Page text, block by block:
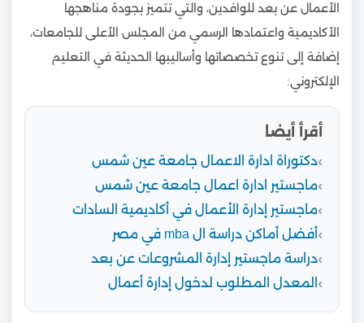
الأعمال عن بعد للوافدين، والتي تتميز بجودة مناهجها
الأكاديمية واعتمادها الرسمي من المجلس الأعلى للجامعات،
إضافة إلى تنوع تخصصاتها وأساليبها الحديثة في التعليم
الإلكتروني:
أقرأ أيضا
دكتوراة ادارة الاعمال جامعة عين شمس
ماجستير ادارة اعمال جامعة عين شمس
ماجستير إدارة الأعمال في أكاديمية السادات
أفضل أماكن دراسة ال mba في مصر
دراسة ماجستير إدارة المشروعات عن بعد
المعدل المطلوب لدخول إدارة أعمال